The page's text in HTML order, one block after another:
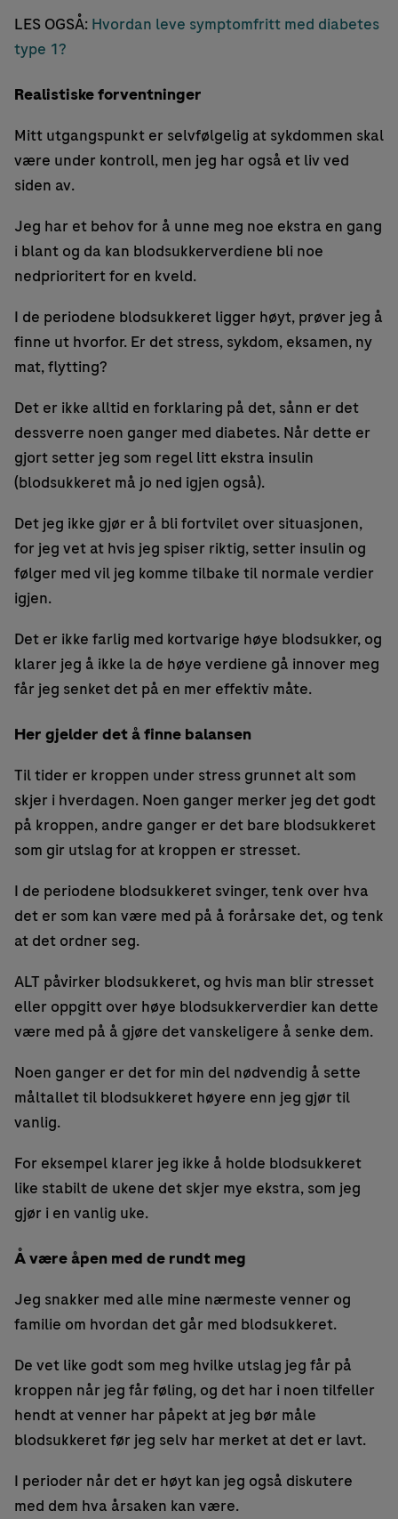
LES OGSÅ: Hvordan leve symptomfritt med diabetes
type 1?
Realistiske forventninger
Mitt utgangspunkt er selvfølgelig at sykdommen skal
være under kontroll, men jeg har også et liv ved
siden av.
Jeg har et behov for å unne meg noe ekstra en gang
i blant og da kan blodsukkerverdiene bli noe
nedprioritert for en kveld.
I de periodene blodsukkeret ligger høyt, prøver jeg å
finne ut hvorfor. Er det stress, sykdom, eksamen, ny
mat, flytting?
Det er ikke alltid en forklaring på det, sånn er det
dessverre noen ganger med diabetes. Når dette er
gjort setter jeg som regel litt ekstra insulin
(blodsukkeret må jo ned igjen også).
Det jeg ikke gjør er å bli fortvilet over situasjonen,
for jeg vet at hvis jeg spiser riktig, setter insulin og
følger med vil jeg komme tilbake til normale verdier
igjen.
Det er ikke farlig med kortvarige høye blodsukker, og
klarer jeg å ikke la de høye verdiene gå innover meg
får jeg senket det på en mer effektiv måte.
Her gjelder det å finne balansen
Til tider er kroppen under stress grunnet alt som
skjer i hverdagen. Noen ganger merker jeg det godt
på kroppen, andre ganger er det bare blodsukkeret
som gir utslag for at kroppen er stresset.
I de periodene blodsukkeret svinger, tenk over hva
det er som kan være med på å forårsake det, og tenk
at det ordner seg.
ALT påvirker blodsukkeret, og hvis man blir stresset
eller oppgitt over høye blodsukkerverdier kan dette
være med på å gjøre det vanskeligere å senke dem.
Noen ganger er det for min del nødvendig å sette
måltallet til blodsukkeret høyere enn jeg gjør til
vanlig.
For eksempel klarer jeg ikke å holde blodsukkeret
like stabilt de ukene det skjer mye ekstra, som jeg
gjør i en vanlig uke.
Å være åpen med de rundt meg
Jeg snakker med alle mine nærmeste venner og
familie om hvordan det går med blodsukkeret.
De vet like godt som meg hvilke utslag jeg får på
kroppen når jeg får føling, og det har i noen tilfeller
hendt at venner har påpekt at jeg bør måle
blodsukkeret før jeg selv har merket at det er lavt.
I perioder når det er høyt kan jeg også diskutere
med dem hva årsaken kan være.